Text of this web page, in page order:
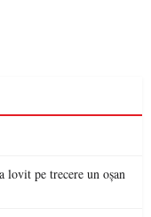
lovit pe trecere un oșan